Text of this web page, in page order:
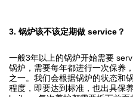
3. 锅炉该不该定期做 service？
一般3年以上的锅炉开始需要
锅炉，需要每年都进行一次保养
之一。我们会根据锅炉的状态和
程度，即要达到标准，也出具保